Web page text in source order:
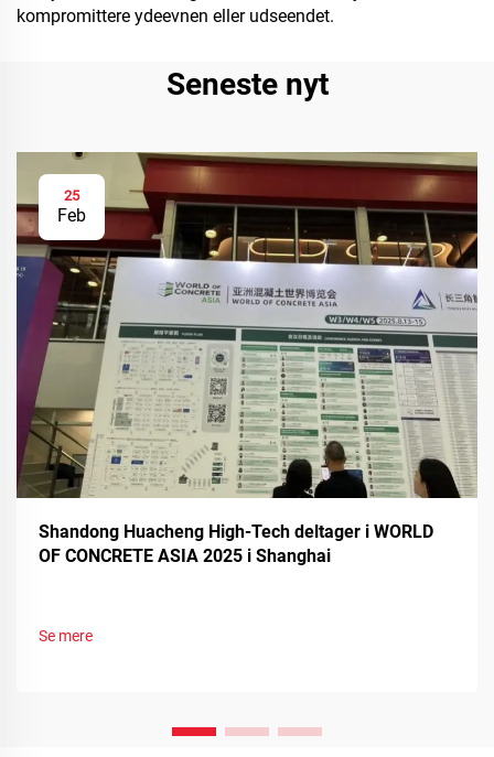
kompromittere ydeevnen eller udseendet.
Seneste nyt
25
Feb
Shandong Huacheng High-Tech deltager i WORLD
OF CONCRETE ASIA 2025 i Shanghai
Se mere